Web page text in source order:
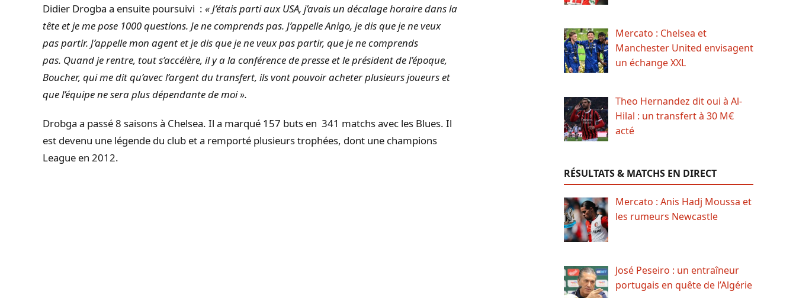
Didier Drogba a ensuite poursuivi : « J’étais parti aux USA, j’avais un décalage horaire dans la
tête et je me pose 1000 questions. Je ne comprends pas. J’appelleAnigo, je dis que je ne veux
pas partir. J’appelle mon agent et je dis que je ne veux pas partir, que je ne comprends
pas. Quand je rentre, tout s’accélère, il y a la conférence de presse et le président de l’époque,
Boucher, qui me dit qu’avec l’argent du transfert, ils vont pouvoir acheter plusieurs joueurs et
que l’équipe ne sera plus dépendante de moi ».
Drobga a passé 8 saisons à Chelsea. Il a marqué 157 buts en 341 matchs avec les Blues. Il
est devenu une légende du club et a remporté plusieurs trophées, dont une champions
League en 2012.
Mercato : Chelsea et
Manchester United envisagent
un échange XXL
Theo Hernandez dit oui à Al-
Hilal : un transfert à 30 M€
acté
RÉSULTATS & MATCHS EN DIRECT
Mercato : Anis Hadj Moussa et
les rumeurs Newcastle
José Peseiro : un entraîneur
portugais en quête de l’Algérie